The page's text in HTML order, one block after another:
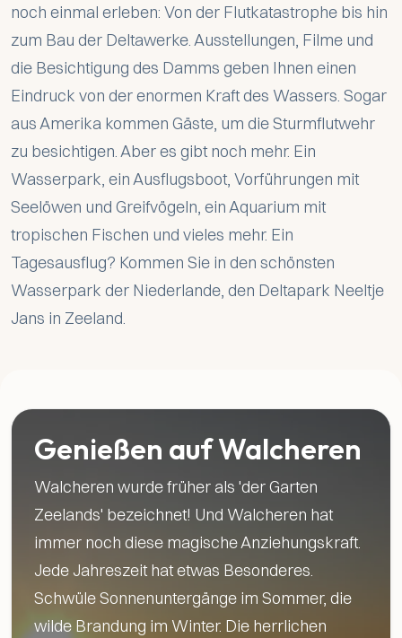
noch einmal erleben: Von der Flutkatastrophe bis hin
zum Bau der Deltawerke. Ausstellungen, Filme und
die Besichtigung des Damms geben Ihnen einen
Eindruck von der enormen Kraft des Wassers. Sogar
aus Amerika kommen Gäste, um die Sturmflutwehr
zu besichtigen. Aber es gibt noch mehr. Ein
Wasserpark, ein Ausflugsboot, Vorführungen mit
Seelöwen und Greifvögeln, ein Aquarium mit
tropischen Fischen und vieles mehr. Ein
Tagesausflug? Kommen Sie in den schönsten
Wasserpark der Niederlande, den Deltapark Neeltje
Jans in Zeeland.
Genießen auf Walcheren
Walcheren wurde früher als 'der Garten
Zeelands' bezeichnet! Und Walcheren hat
immer noch diese magische Anziehungskraft.
Jede Jahreszeit hat etwas Besonderes.
Schwüle Sonnenuntergänge im Sommer, die
wilde Brandung im Winter. Die herrlichen